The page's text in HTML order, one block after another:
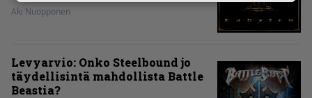
Aki Nuopponen
Levyarvio: Onko Steelbound jo
täydellisintä mahdollista Battle
Beastia?